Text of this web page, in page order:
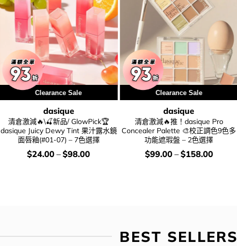
Clearance Sale
dasique
清倉激減🔥\🍒新品/ GlowPick🏆
dasique Juicy Dewy Tint 果汁露水鏡
面唇釉(#01-07) – 7色選擇
價
錢：
$24.00–$98.00
Clearance Sale
dasique
清倉激減🔥推！dasique Pro
Concealer Palette 🎨校正調色9色多
功能遮瑕盤 – 2色選擇
價
錢：
$99.00–$158.00
BEST SELLERS